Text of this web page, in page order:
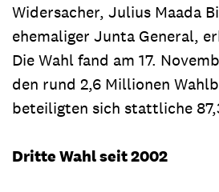
Widersacher, Julius Maada
ehemaliger Junta General,
Die Wahl fand am 17.
den rund 2,6 Millionen
beteiligten sich stattliche
Dritte Wahl seit 2002